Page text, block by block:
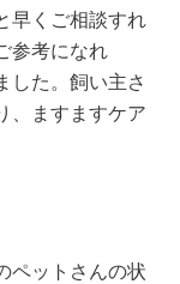
早くご相談すれ
参考になれ
した。飼い主さ
、ますますケア
ペットさんの状